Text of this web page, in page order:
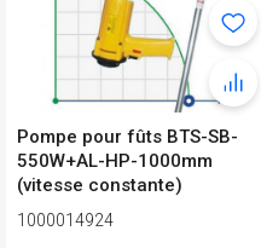
Pompe pour fûts BTS-SB-
550W+AL-HP-1000mm
(vitesse constante)
1000014924